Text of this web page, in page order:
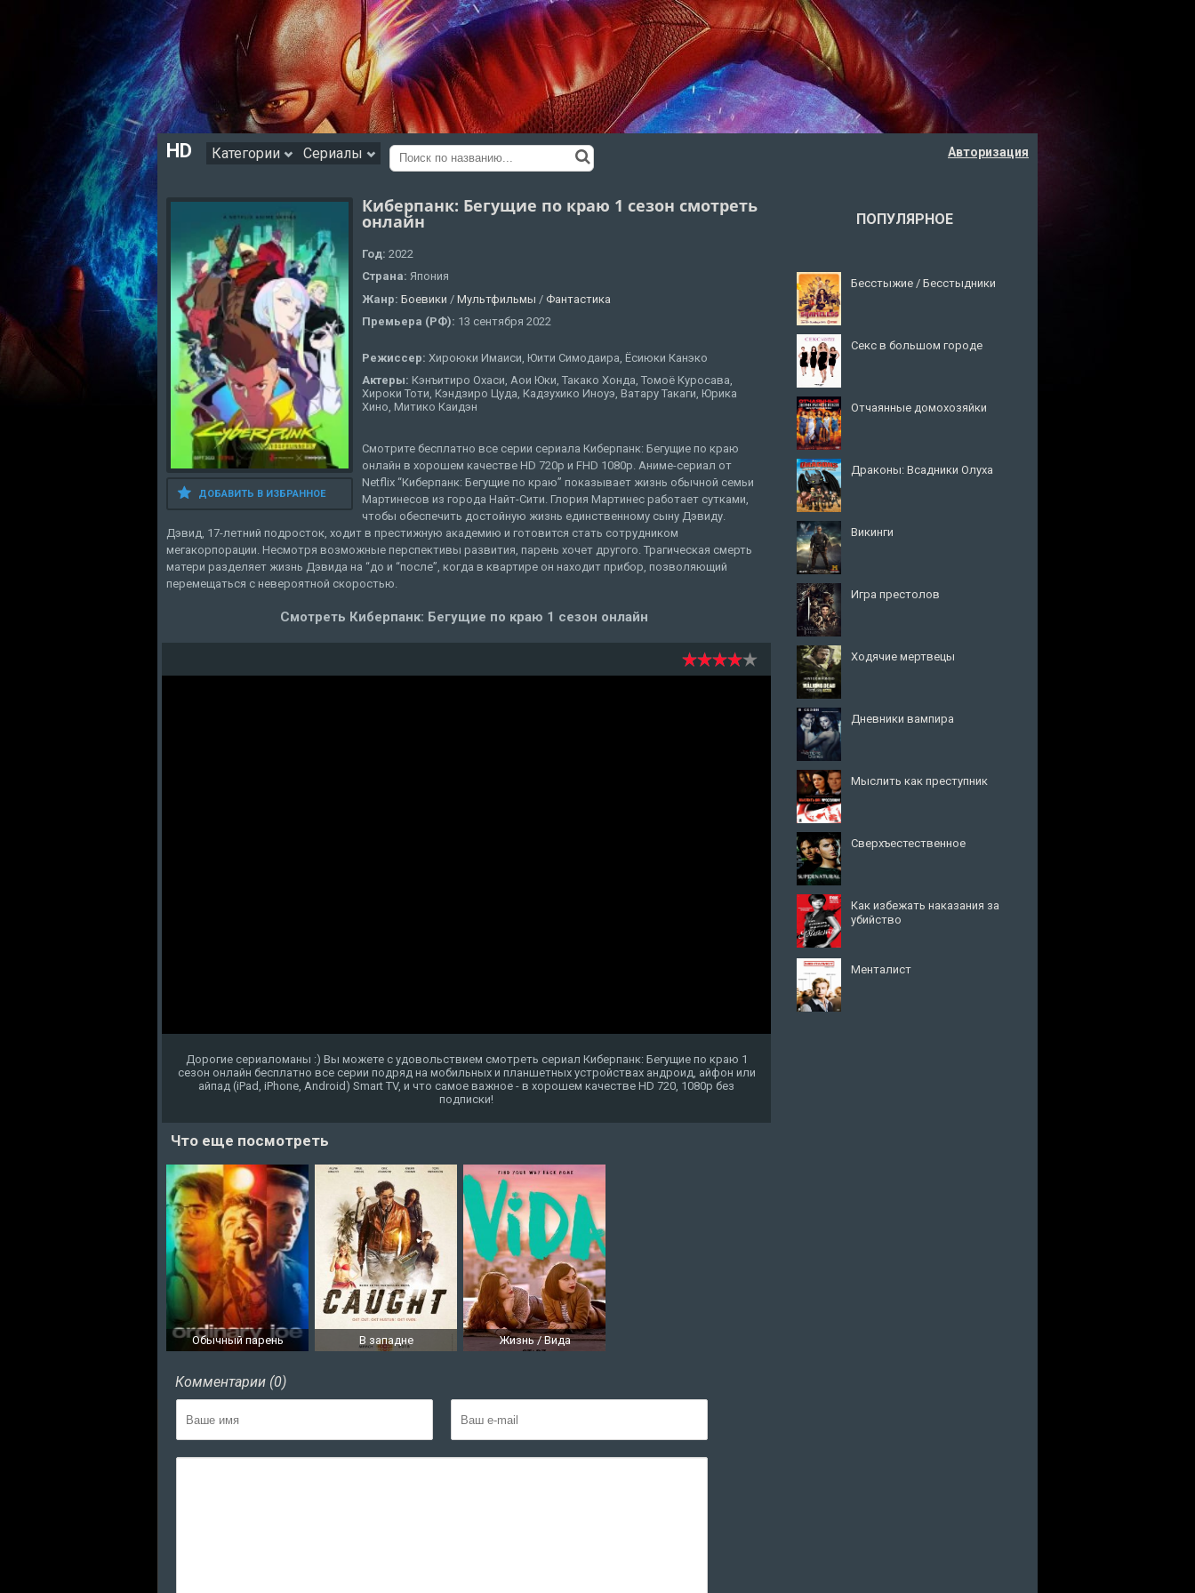
HD Категории Сериалы Авторизация
ДОБАВИТЬ В ИЗБРАННОЕ
Киберпанк: Бегущие по краю 1 сезон смотреть
онлайн
Год: 2022
Страна: Япония
Жанр: Боевики / Мультфильмы / Фантастика
Премьера (РФ): 13 сентября 2022
Режиссер: Хироюки Имаиси, Юити Симодаира, Ёсиюки Канэко
Актеры: Кэнъитиро Охаси, Аои Юки, Такако Хонда, Томоё Куросава,
Хироки Тоти, Кэндзиро Цуда, Кадзухико Иноуэ, Ватару Такаги, Юрика
Хино, Митико Каидэн
Смотрите бесплатно все серии сериала Киберпанк: Бегущие по краю
онлайн в хорошем качестве HD 720p и FHD 1080p. Аниме-сериал от
Netflix “Киберпанк: Бегущие по краю” показывает жизнь обычной семьи
Мартинесов из города Найт-Сити. Глория Мартинес работает сутками,
чтобы обеспечить достойную жизнь единственному сыну Дэвиду.
Дэвид, 17-летний подросток, ходит в престижную академию и готовится стать сотрудником
мегакорпорации. Несмотря возможные перспективы развития, парень хочет другого. Трагическая смерть
матери разделяет жизнь Дэвида на “до и “после”, когда в квартире он находит прибор, позволяющий
перемещаться с невероятной скоростью.
Смотреть Киберпанк: Бегущие по краю 1 сезон онлайн
Дорогие сериаломаны :) Вы можете с удовольствием смотреть сериал Киберпанк: Бегущие по краю 1
сезон онлайн бесплатно все серии подряд на мобильных и планшетных устройствах андроид, айфон или
айпад (iPad, iPhone, Android) Smart TV, и что самое важное - в хорошем качестве HD 720, 1080p без
подписки!
Что еще посмотреть
Обычный парень В западне Жизнь / Вида
Комментарии (0)
ПОПУЛЯРНОЕ
Бесстыжие / Бесстыдники
Секс в большом городе
Отчаянные домохозяйки
Драконы: Всадники Олуха
Викинги
Игра престолов
Ходячие мертвецы
Дневники вампира
Мыслить как преступник
Сверхъестественное
Как избежать наказания за
убийство
Менталист